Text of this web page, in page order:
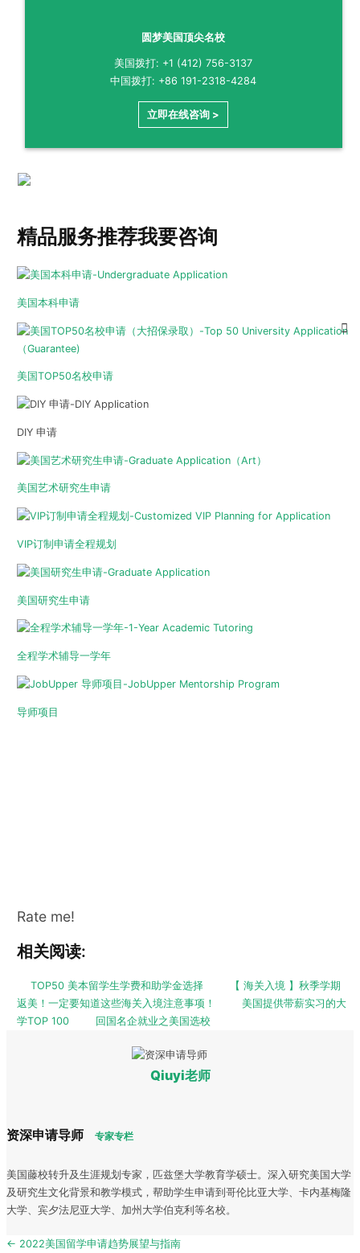
圆梦美国顶尖名校
美国拨打: +1 (412) 756-3137
中国拨打: +86 191-2318-4284
立即在线咨询 >
精品服务推荐我要咨询
美国本科申请
美国TOP50名校申请
DIY 申请
美国艺术研究生申请
VIP订制申请全程规划
美国研究生申请
全程学术辅导一学年
导师项目
Rate me!
相关阅读:
TOP50 美本留学生学费和助学金选择
【 海关入境 】秋季学期
返美！一定要知道这些海关入境注意事项！
美国提供带薪实习的大
学TOP 100
回国名企就业之美国选校
Qiuyi老师
资深申请导师 专家专栏
美国藤校转升及生涯规划专家，匹兹堡大学教育学硕士。深入研究美国大学
及研究生文化背景和教学模式，帮助学生申请到哥伦比亚大学、卡内基梅隆
大学、宾夕法尼亚大学、加州大学伯克利等名校。
Post
← 2022美国留学申请趋势展望与指南